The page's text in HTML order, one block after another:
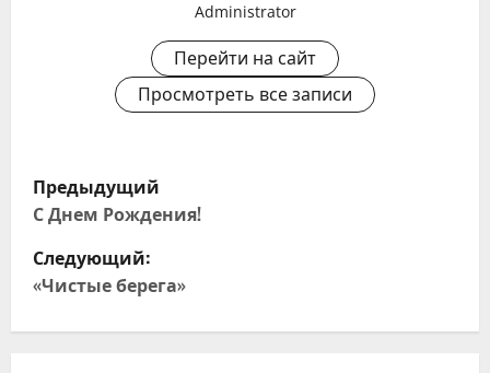
Administrator
Перейти на сайт
Просмотреть все записи
Н
а
в
Предыдущий
С Днем Рождения!
Следующий:
«Чистые берега»